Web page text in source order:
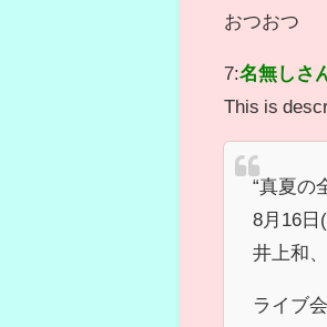
おつおつ
7:名無しさ
This is
“真夏の
8月16日
井上和
ライブ